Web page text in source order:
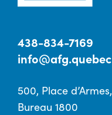
438-834-7169
info@afg.quebec
500, Place d’Armes,
Bureau 1800